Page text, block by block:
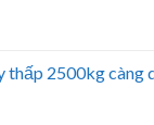
thấp 2500kg càng